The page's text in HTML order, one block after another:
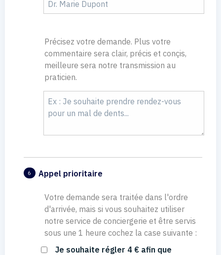
Précisez votre demande. Plus votre
commentaire sera clair, précis et conçis,
meilleure sera notre transmission au
praticien.
6 Appel prioritaire
Votre demande sera traitée dans l'ordre
d'arrivée, mais si vous souhaitez utiliser
notre service de conciergerie et être servis
sous une 1 heure cochez la case suivante :
Je souhaite régler 4 € afin que